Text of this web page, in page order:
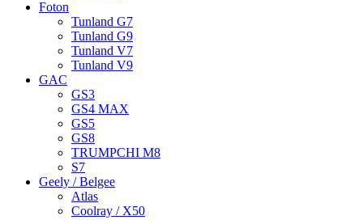
Foton
Tunland G7
Tunland G9
Tunland V7
Tunland V9
GAC
GS3
GS4 MAX
GS5
GS8
TRUMPCHI M8
S7
Geely / Belgee
Atlas
Coolray / X50